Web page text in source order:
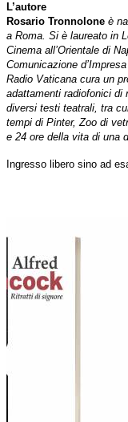
L’autore
Rosario Tronnolone è
a Roma. Si è laureato in
Cinema all’Orientale di
Comunicazione
Radio Vaticana cura un
adattamenti radiofonici di
diversi testi teatrali, tra
tempi di Pinter,Zoo di
e 24 ore della vita di una
Ingresso libero sino ad